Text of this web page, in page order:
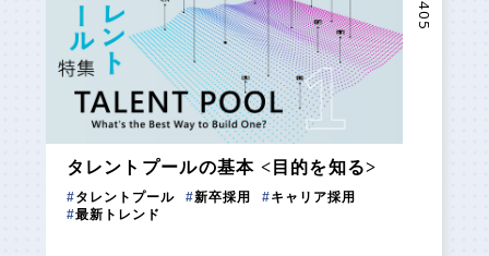
タレントプールの基本 <目的を知る>
#タレントプール #新卒採用 #キャリア採用
#最新トレンド